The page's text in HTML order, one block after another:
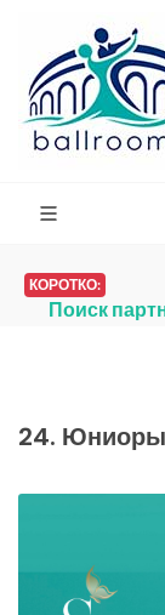
КОРОТКО:
Поиск
24. Юниоры